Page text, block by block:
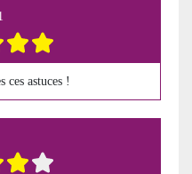
ces astuces !